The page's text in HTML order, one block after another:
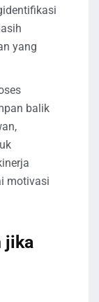
yang
balik
motivasi
jika